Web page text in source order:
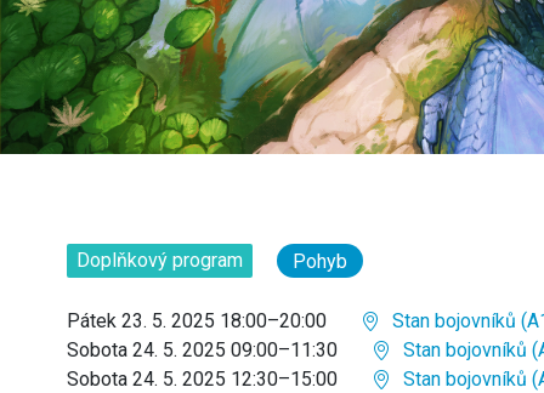
Doplňkový program Pohyb
Pátek 23. 5. 2025 18:00–20:00
Stan bojovníků
Sobota 24. 5. 2025 09:00–11:30
Stan bojovníků
Sobota 24. 5. 2025 12:30–15:00
Stan bojovníků